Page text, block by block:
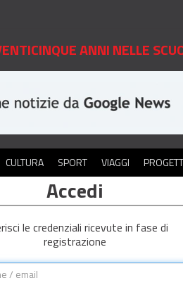
ANNI NELLE
CULTURA SPORT VIAGGI
Accedi
le credenziali ricevute in fase di
registrazione